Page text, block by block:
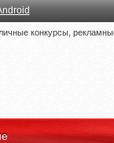
конкурсы,